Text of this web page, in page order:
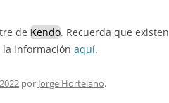
de Kendo. Recuerda que existen
información aquí.
por Jorge Hortelano.